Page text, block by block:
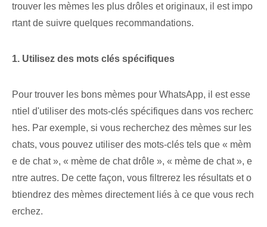
trouver les mèmes les plus drôles et originaux, il est impo
rtant de suivre quelques recommandations.
1. Utilisez des mots clés spécifiques
Pour trouver les bons mèmes pour WhatsApp, il est esse
ntiel d'utiliser des mots-clés spécifiques dans vos recherc
hes. Par exemple, si vous recherchez des mèmes sur les
chats, vous pouvez utiliser des mots-clés tels que « mèm
e de chat », « mème de chat drôle », « mème de chat », e
ntre autres. De cette façon, vous filtrerez les résultats et o
btiendrez des mèmes directement liés à ce que vous rech
erchez.